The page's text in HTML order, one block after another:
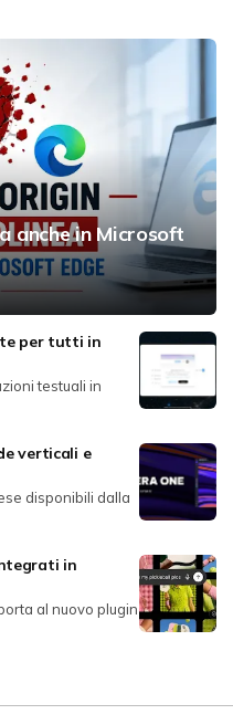
anche in Microsoft
per tutti in
testuali in
verticali e
disponibili dalla
in
al nuovo plugin